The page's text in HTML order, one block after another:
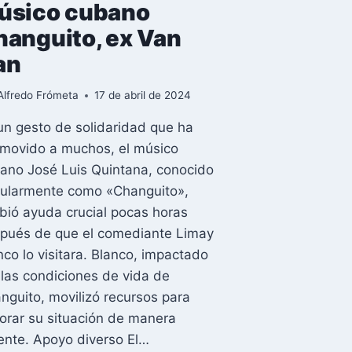
cubano
ex Van
Frómeta 17 de abril de 2024
gesto de solidaridad que ha
a muchos, el músico
José Luis Quintana, conocido
como «Changuito»,
ayuda crucial pocas horas
de que el comediante Limay
lo visitara. Blanco, impactado
condiciones de vida de
movilizó recursos para
su situación de manera
Apoyo diverso El…